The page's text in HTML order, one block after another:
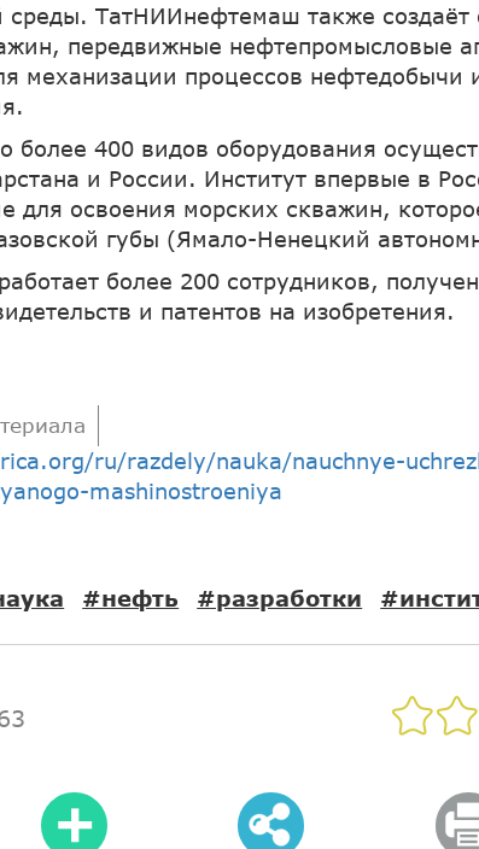
ТатНИИнефтемаш также создаёт
передвижные нефтепромысловые
механизации процессов нефтедобычи
более 400 видов оборудования
и России. Институт впервые в
для освоения морских скважин,
губы (Ямало-Ненецкий
более 200 сотрудников,
и патентов на изобретения.
ru/razdely/nauka/nauchnye-
mashinostroeniya
#нефть #разработки